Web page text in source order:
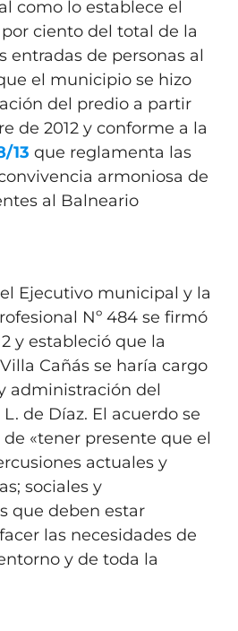
como lo establece el
ciento del total de la
entradas de personas al
el municipio se hizo
del predio a partir
de 2012 y conforme a la
13 que reglamenta las
armoniosa de
al Balneario
Ejecutivo municipal y la
Nº 484 se firmó
y estableció que la
Cañás se haría cargo
administración del
de Díaz. El acuerdo se
«tener presente que el
actuales y
sociales y
que deben estar
las necesidades de
y de toda la